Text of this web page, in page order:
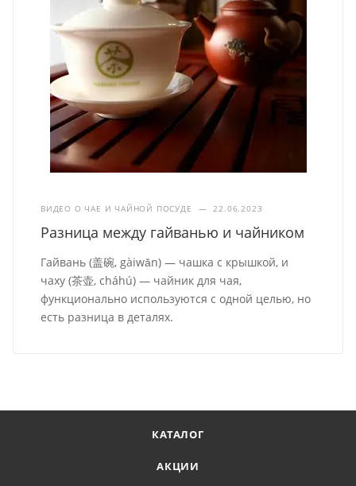
ВИДЕО О ЧАЕ И ЧАЙНОЙ ПОСУДЕ — 22.06.2023
Разница между гайванью и чайником
Гайвань (盖碗, gàiwǎn) — чашка с крышкой, и
чаху (茶壶, cháhú) — чайник для чая,
функционально используются с одной целью, но
есть разница в деталях.
КАТАЛОГ
АКЦИИ